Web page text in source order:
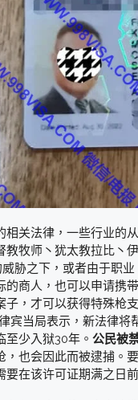
相关法律，一些行业的
教牧师丶犹太教拉比丶
胁之下，或者由于职
商人，也可以申请携
，才可以获得特殊枪
宾当局表示，新法律
少入狱30年。 公民被
，也会因此而被逮捕。
在该许可证期满之日